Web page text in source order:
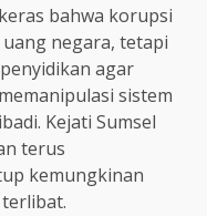
bahwa korupsi
negara, tetapi
agar
sistem
Kejati Sumsel
terus
kemungkinan